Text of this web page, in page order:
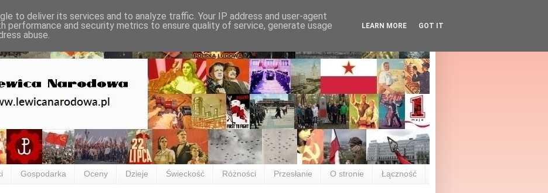
Gospodarka Oceny Dzieje Świeckość Różności Przesłanie O stronie Łączność
to deliver its services and to analyze traffic. Your IP address and user-agent
performance and security metrics to ensure quality of service, generate usage
abuse.
LEARN MORE GOT IT